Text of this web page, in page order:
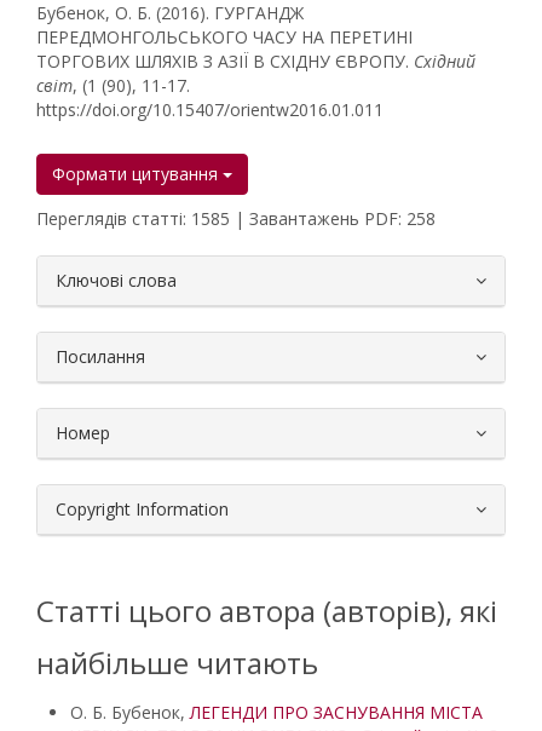
Бубенок, О. Б. (2016). ГУРГАНДЖ
ПЕРЕДМОНГОЛЬСЬКОГО ЧАСУ НА ПЕРЕТИНІ
ТОРГОВИХ ШЛЯХІВ З АЗІЇ В СХІДНУ ЄВРОПУ. Східний
світ, (1 (90), 11-17.
https://doi.org/10.15407/orientw2016.01.011
Формати цитування
Переглядів статті: 1585 | Завантажень PDF: 258
Ключові слова
Посилання
Номер
Copyright Information
Статті цього автора (авторів), які
найбільше читають
О. Б. Бубенок,ЛЕГЕНДИ ПРО ЗАСНУВАННЯ МІСТА